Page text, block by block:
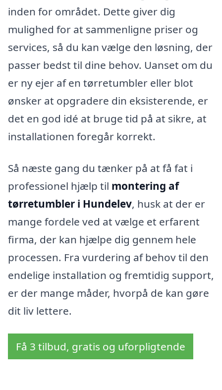
inden for området. Dette giver dig
mulighed for at sammenligne priser og
services, så du kan vælge den løsning, der
passer bedst til dine behov. Uanset om du
er ny ejer af en tørretumbler eller blot
ønsker at opgradere din eksisterende, er
det en god idé at bruge tid på at sikre, at
installationen foregår korrekt.
Så næste gang du tænker på at få fat i
professionel hjælp til montering af
tørretumbler i Hundelev, husk at der er
mange fordele ved at vælge et erfarent
firma, der kan hjælpe dig gennem hele
processen. Fra vurdering af behov til den
endelige installation og fremtidig support,
er der mange måder, hvorpå de kan gøre
dit liv lettere.
Få 3 tilbud, gratis og uforpligtende